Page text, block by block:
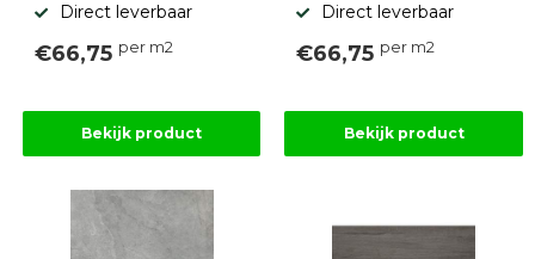
Direct leverbaar
€66,75 per m2
Bekijk product
Direct leverbaar
€66,75 per m2
Bekijk product